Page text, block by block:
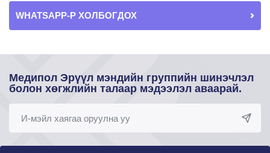
WHATSAPP-Р ХОЛБОГДОХ
Медипол Эрүүл мэндийн группийн шинэчлэл
болон хөгжлийн талаар мэдээлэл аваарай.